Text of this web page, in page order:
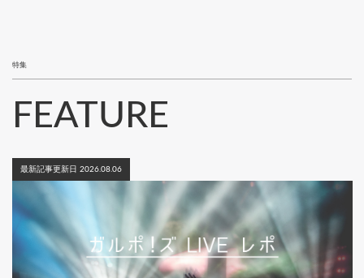
特集
FEATURE
最新記事更新日 2026.08.06